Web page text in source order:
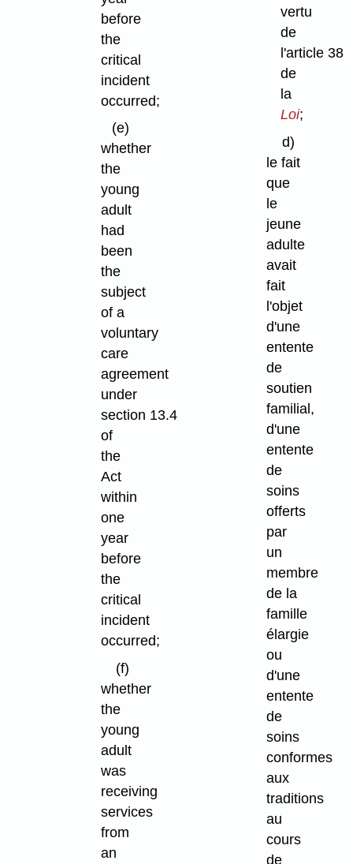
before
the
critical
incident
occurred;
(e)
whether
the
young
adult
had
been
the
subject
of a
voluntary
care
agreement
under
section 13.4
of
the
Act
within
one
year
before
the
critical
incident
occurred;
(f)
whether
the
young
adult
was
receiving
services
from
an
vertu
de
l'article 38
de
la
Loi;
d)
le fait
que
le
jeune
adulte
avait
fait
l'objet
d'une
entente
de
soutien
familial,
d'une
entente
de
soins
offerts
par
un
membre
de la
famille
élargie
ou
d'une
entente
de
soins
conformes
aux
traditions
au
cours
de